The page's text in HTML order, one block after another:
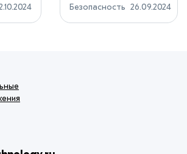
имеет жизненно
Безопасность 26.09.2024